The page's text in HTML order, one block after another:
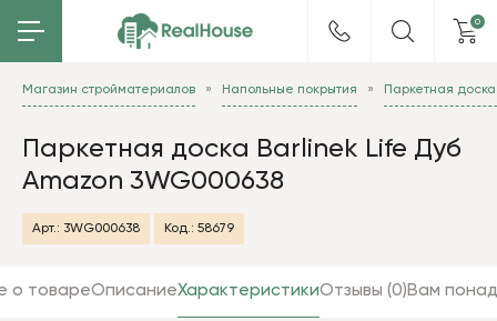
0
Магазин стройматериалов Напольные покрытия Паркетная
Паркетная доска Barlinek Life Дуб
Amazon 3WG000638
Арт.: 3WG000638 Код.: 58679
о товареОписаниеХарактеристикиОтзывы (0)Вам